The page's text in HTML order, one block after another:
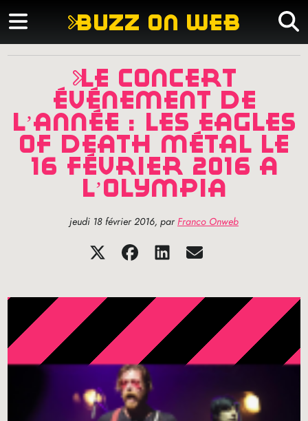
buzz on web
le concert
événement de
l’année : les eagles
of death métal le
16 février 2016 à
l’olympia
jeudi 18 février 2016, parFranco Onweb